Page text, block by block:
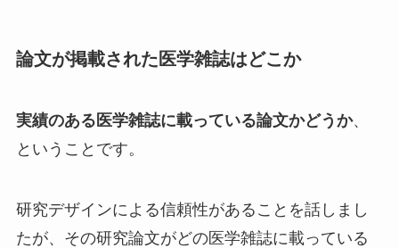
論文が掲載された医学雑誌はどこか
実績のある医学雑誌に載っている論文かどうか、
ということです。
研究デザインによる信頼性があることを話しまし
たが、その研究論文がどの医学雑誌に載っている